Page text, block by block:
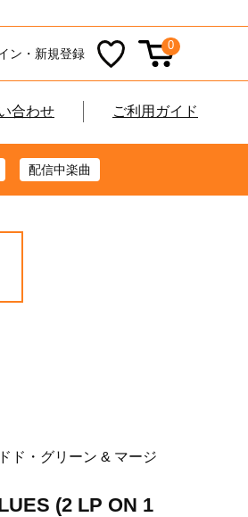
ン・新規登録
0
合わせ ご利用ガイド
配信中楽曲
ド・グリーン & マージ
(2 LP ON 1